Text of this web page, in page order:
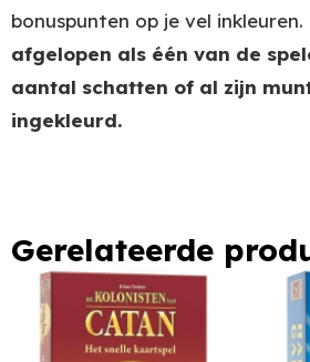
bonuspunten op je vel inkleuren.
afgelopen als één van de
aantal schatten of al zijn
ingekleurd.
Gerelateerde